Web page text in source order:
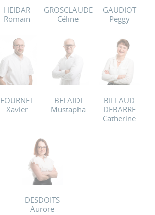
HEIDAR
Romain
GROSCLAUDE
Céline
GAUDIOT
Peggy
FOURNET
Xavier
BELAIDI
Mustapha
BILLAUD
DEBARRE
Catherine
DESDOITS
Aurore